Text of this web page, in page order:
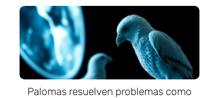
Palomas resuelven problemas como